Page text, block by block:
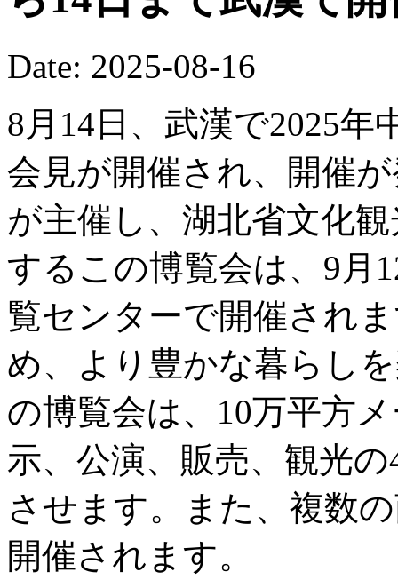
Date: 2025-08-16
8月14日、武漢で2025年
会見が開催され、開催
が主催し、湖北省文化
するこの博覧会は、9月
覧センターで開催され
め、より豊かな暮らし
の博覧会は、10万平方
示、公演、販売、観光
させます。また、複数
開催されます。